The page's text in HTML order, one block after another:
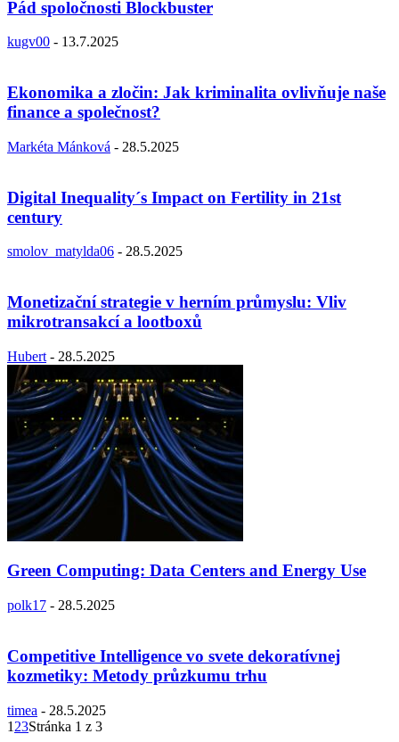
Pád spoločnosti Blockbuster
kugv00 - 13.7.2025
Ekonomika a zločin: Jak kriminalita ovlivňuje naše
finance a společnost?
Markéta Mánková - 28.5.2025
Digital Inequality´s Impact on Fertility in 21st
century
smolov_matylda06 - 28.5.2025
Monetizační strategie v herním průmyslu: Vliv
mikrotransakcí a lootboxů
Hubert - 28.5.2025
Green Computing: Data Centers and Energy Use
polk17 - 28.5.2025
Competitive Intelligence vo svete dekoratívnej
kozmetiky: Metody průzkumu trhu
timea - 28.5.2025
1 23Stránka 1 z 3